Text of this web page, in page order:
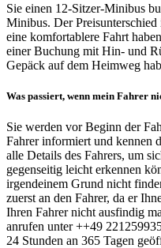
Sie einen 12-Sitzer-Minibus
Minibus. Der
eine komfortablere Fahrt
einer Buchung mit Hin- und
Gepäck auf dem Heimweg
Was passiert, wenn mein Fahrer
Sie werden vor Beginn der
Fahrer informiert und kennen
alle Details des Fahrers, um
gegenseitig leicht erkennen
irgendeinem Grund nicht
zuerst an den Fahrer, da er
Ihren Fahrer nicht ausfindig
anrufen unter ++49
24 Stunden an 365 Tagen